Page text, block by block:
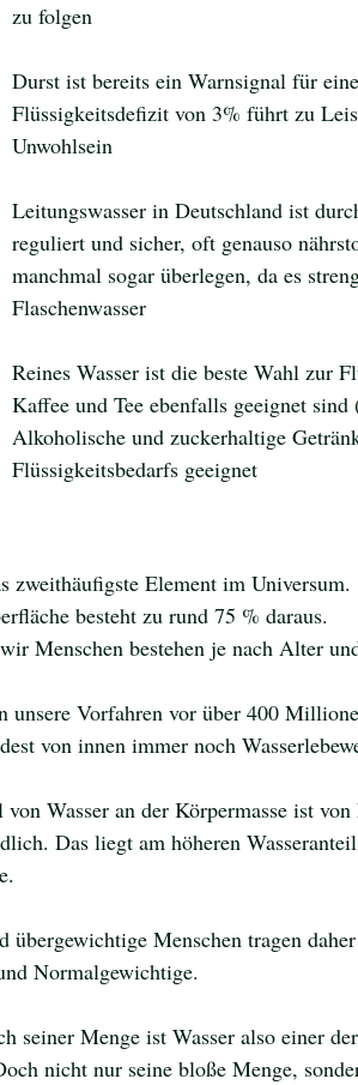
zu folgen
Durst ist bereits ein Warnsignal für
Flüssigkeitsdefizit von 3% führt zu
Unwohlsein
Leitungswasser in Deutschland ist
reguliert und sicher, oft genauso
manchmal sogar überlegen, da es
Flaschenwasser
Reines Wasser ist die beste Wahl zur
Kaffee und Tee ebenfalls geeignet
Alkoholische und zuckerhaltige
Flüssigkeitsbedarfs geeignet
zweithäufigste Element im Universum.
besteht zu rund 75 % daraus.
Menschen bestehen je nach Alter
unsere Vorfahren vor über 400
von innen immer noch
Wasser an der Körpermasse ist
Das liegt am höheren
übergewichtige Menschen tragen
Normalgewichtige.
seiner Menge ist Wasser also einer
nicht nur seine bloße Menge,